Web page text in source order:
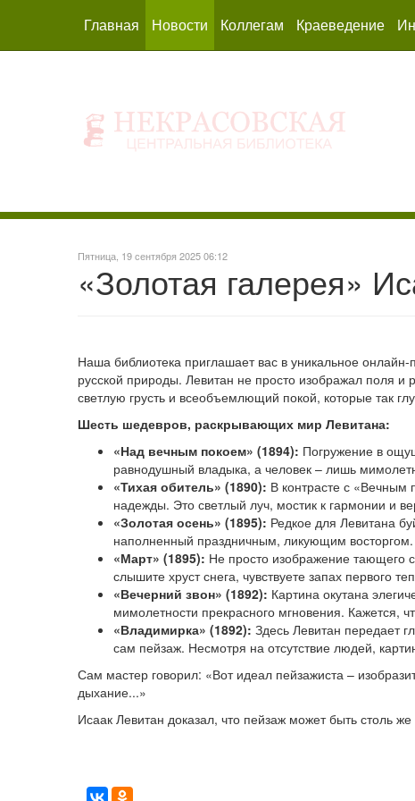
Главная Новости Коллегам Краеведение
Пятница, 19 сентября 2025 06:12
«Золотая галерея»
Наша библиотека приглашает вас в уникальное
русской природы. Левитан не просто изображал поля и
светлую грусть и всеобъемлющий покой, которые так
Шесть шедевров, раскрывающих мир Левитана:
«Над вечным покоем» (1894): Погружение в
равнодушный владыка, а человек – лишь
«Тихая обитель» (1890): В контрасте с «Вечным
надежды. Это светлый луч, мостик к гармонии и
«Золотая осень» (1895): Редкое для Левитана
наполненный праздничным, ликующим восторгом.
«Март» (1895): Не просто изображение тающего
слышите хруст снега, чувствуете запах первого
«Вечерний звон» (1892): Картина окутана
мимолетности прекрасного мгновения. Кажется,
«Владимирка» (1892): Здесь Левитан передает
сам пейзаж. Несмотря на отсутствие людей,
Сам мастер говорил: «Вот идеал пейзажиста –
дыхание...»
Исаак Левитан доказал, что пейзаж может быть столь